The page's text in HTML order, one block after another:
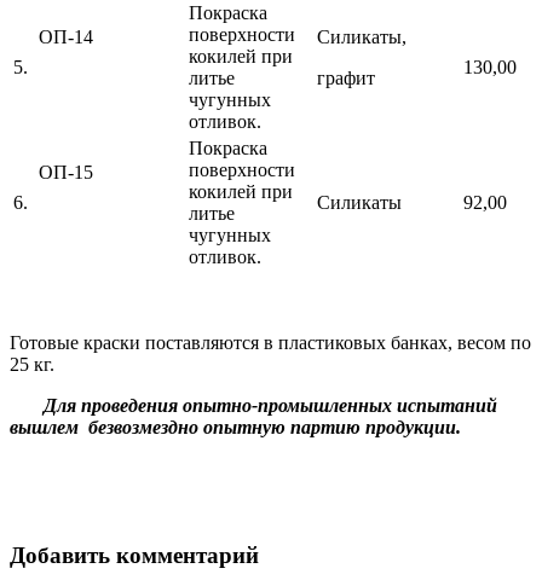
5.
ОП-14
Покраска
поверхности
кокилей при
литье
чугунных
отливок.
Силикаты,
графит
130,00
6.
ОП-15
Покраска
поверхности
кокилей при
литье
чугунных
отливок.
Силикаты 92,00
Готовые краски поставляются в пластиковых банках, весом по
25 кг.
Для проведения опытно-промышленных испытаний
вышлем безвозмездно опытную партию продукции.
Добавить комментарий